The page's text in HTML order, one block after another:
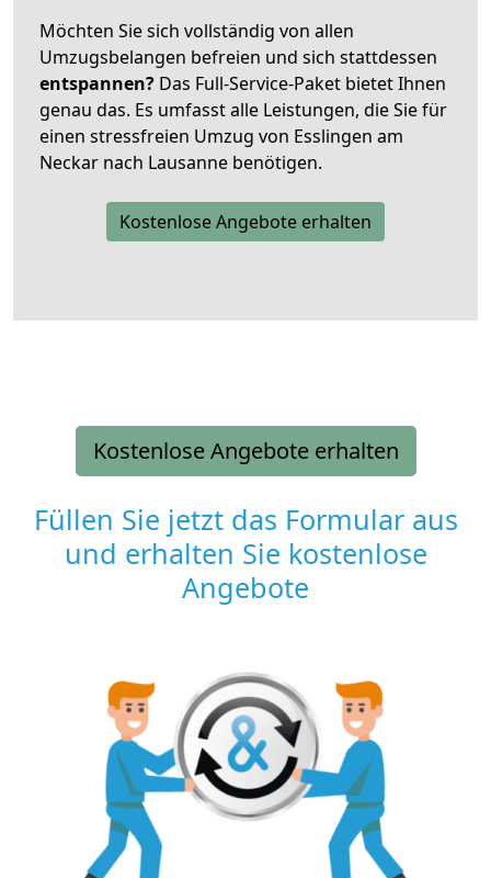
Möchten Sie sich vollständig von allen
Umzugsbelangen befreien und sich stattdessen
entspannen? Das Full-Service-Paket bietet Ihnen
genau das. Es umfasst alle Leistungen, die Sie für
einen stressfreien Umzug von Esslingen am
Neckar nach Lausanne benötigen.
Kostenlose Angebote erhalten
Kostenlose Angebote erhalten
Füllen Sie jetzt das Formular aus
und erhalten Sie kostenlose
Angebote